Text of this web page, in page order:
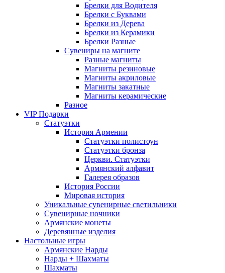
Брелки для Водителя
Брелки с Буквами
Брелки из Дерева
Брелки из Керамики
Брелки Разные
Сувениры на магните
Разные магниты
Магниты резиновые
Магниты акриловые
Магниты закатные
Магниты керамические
Разное
VIP Подарки
Статуэтки
История Армении
Статуэтки полистоун
Статуэтки бронза
Церкви. Статуэтки
Армянский алфавит
Галерея образов
История России
Мировая история
Уникальные сувенирные светильники
Сувенирные ночники
Армянские монеты
Деревянные изделия
Настольные игры
Армянские Нарды
Нарды + Шахматы
Шахматы